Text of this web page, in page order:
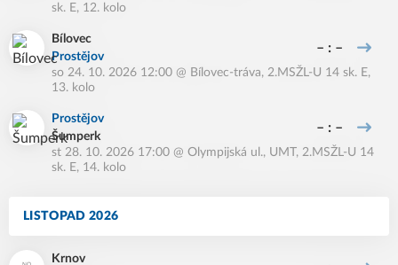
sk. E, 12. kolo
Bílovec
Prostějov
– : –
so 24. 10. 2026 12:00 @ Bílovec-tráva, 2.MSŽL-U 14 sk. E,
13. kolo
Prostějov
Šumperk
– : –
st 28. 10. 2026 17:00 @ Olympijská ul., UMT , 2.MSŽL-U 14
sk. E, 14. kolo
LISTOPAD 2026
Krnov